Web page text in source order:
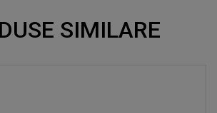
SIMILARE